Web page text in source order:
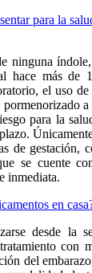
para la
ninguna
hace más de
el uso
para la
de gestación,
se cuente
inmediata.
en
desde la
con
del